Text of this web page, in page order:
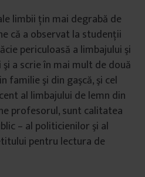
limbii ţin mai degrabă de
că a observat la studenţii
periculoasă a limbajului şi
a scrie în mai mult de două
familie şi din gaşcă, şi cel
al limbajului de lemn din
profesorul, sunt calitatea
– al politicienilor şi al
pentru lectura de